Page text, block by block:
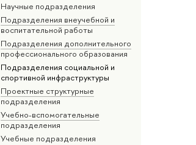
Научные подразделения
Подразделения внеучебной и
воспитательной работы
Подразделения дополнительного
профессионального образования
Подразделения социальной и
спортивной инфраструктуры
Проектные структурные
подразделения
Учебно-вспомогательные
подразделения
Учебные подразделения